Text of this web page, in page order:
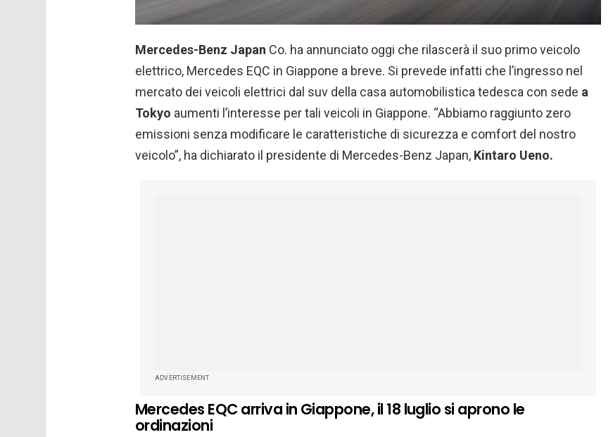
Mercedes-Benz Japan Co. ha annunciato oggi che rilascerà il suo primo veicolo
elettrico, Mercedes EQC in Giappone a breve. Si prevede infatti che l’ingresso nel
mercato dei veicoli elettrici dal suv della casa automobilistica tedesca con sede a
Tokyo aumenti l’interesse per tali veicoli in Giappone. “Abbiamo raggiunto zero
emissioni senza modificare le caratteristiche di sicurezza e comfort del nostro
veicolo”, ha dichiarato il presidente di Mercedes-Benz Japan, Kintaro Ueno.
ADVERTISEMENT
Mercedes EQC arriva in Giappone, il 18 luglio si aprono le
ordinazioni